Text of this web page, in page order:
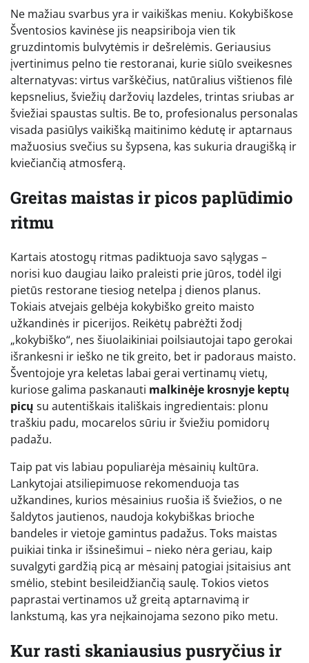
Ne mažiau svarbus yra ir vaikiškas meniu. Kokybiškose
Šventosios kavinėse jis neapsiriboja vien tik
gruzdintomis bulvytėmis ir dešrelėmis. Geriausius
įvertinimus pelno tie restoranai, kurie siūlo sveikesnes
alternatyvas: virtus varškėčius, natūralius vištienos filė
kepsnelius, šviežių daržovių lazdeles, trintas sriubas ar
šviežiai spaustas sultis. Be to, profesionalus personalas
visada pasiūlys vaikišką maitinimo kėdutę ir aptarnaus
mažuosius svečius su šypsena, kas sukuria draugišką ir
kviečiančią atmosferą.
Greitas maistas ir picos paplūdimio
ritmu
Kartais atostogų ritmas padiktuoja savo sąlygas –
norisi kuo daugiau laiko praleisti prie jūros, todėl ilgi
pietūs restorane tiesiog netelpa į dienos planus.
Tokiais atvejais gelbėja kokybiško greito maisto
užkandinės ir picerijos. Reikėtų pabrėžti žodį
„kokybiško“, nes šiuolaikiniai poilsiautojai tapo gerokai
išrankesni ir ieško ne tik greito, bet ir padoraus maisto.
Šventojoje yra keletas labai gerai vertinamų vietų,
kuriose galima paskanauti malkinėje krosnyje keptų
picų su autentiškais itališkais ingredientais: plonu
traškiu padu, mocarelos sūriu ir šviežiu pomidorų
padažu.
Taip pat vis labiau populiarėja mėsainių kultūra.
Lankytojai atsiliepimuose rekomenduoja tas
užkandines, kurios mėsainius ruošia iš šviežios, o ne
šaldytos jautienos, naudoja kokybiškas brioche
bandeles ir vietoje gamintus padažus. Toks maistas
puikiai tinka ir išsinešimui – nieko nėra geriau, kaip
suvalgyti gardžią picą ar mėsainį patogiai įsitaisius ant
smėlio, stebint besileidžiančią saulę. Tokios vietos
paprastai vertinamos už greitą aptarnavimą ir
lankstumą, kas yra neįkainojama sezono piko metu.
Kur rasti skaniausius pusryčius ir